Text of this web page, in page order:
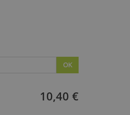
OK
10,40 €